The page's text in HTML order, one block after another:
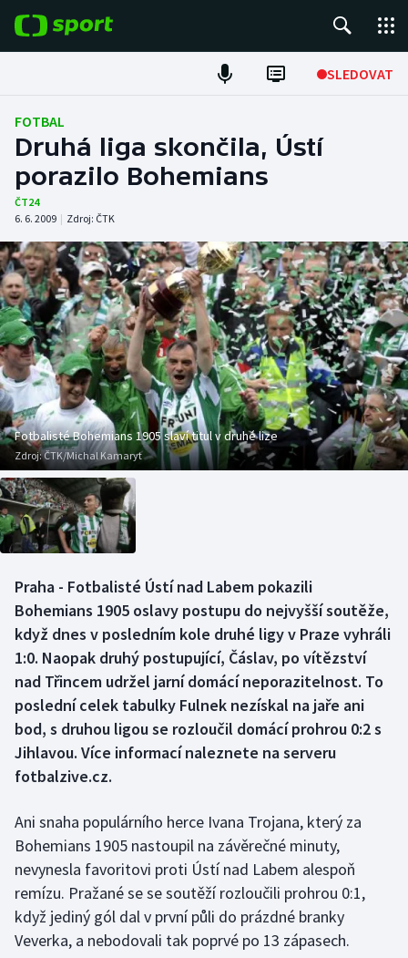
SLEDOVAT
Fotbal
Hokej
Tenis
Atletika
Cyklistika
DALŠÍ SPORTY
Americký fotbal
Baseball a softbal
Basketbal
Biatlon
Boby a skeleton
Box
Curling
Dostihy
Florbal
Futsal
Golf
Gymnastika
Házená
Jezdectví
NEPŘEHLÉDNĚTE
Soutěže
Historické návraty
Aplikace ČT sport
AZ kvíz
FOTBAL
Druhá liga skončila, Ústí
porazilo Bohemians
ČT24
6. 6. 2009 | Zdroj: ČTK
Fotbalisté Bohemians 1905 slaví titul v druhé lize
Zdroj:ČTK/Michal Kamaryt
Praha - Fotbalisté Ústí nad Labem pokazili
Bohemians 1905 oslavy postupu do nejvyšší soutěže,
když dnes v posledním kole druhé ligy v Praze vyhráli
1:0. Naopak druhý postupující, Čáslav, po vítězství
nad Třincem udržel jarní domácí neporazitelnost. To
poslední celek tabulky Fulnek nezískal na jaře ani
bod, s druhou ligou se rozloučil domácí prohrou 0:2 s
Jihlavou. Více informací naleznete na serveru
fotbalzive.cz.
Ani snaha populárního herce Ivana Trojana, který za
Bohemians 1905 nastoupil na závěrečné minuty,
nevynesla favoritovi proti Ústí nad Labem alespoň
remízu. Pražané se se soutěží rozloučili prohrou 0:1,
když jediný gól dal v první půli do prázdné branky
Veverka, a nebodovali tak poprvé po 13 zápasech.